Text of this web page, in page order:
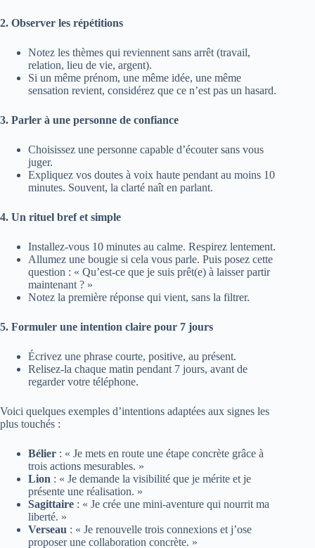
2. Observer les répétitions
Notez les thèmes qui reviennent sans arrêt (travail,
relation, lieu de vie, argent).
Si un même prénom, une même idée, une même
sensation revient, considérez que ce n’est pas un hasard.
3. Parler à une personne de confiance
Choisissez une personne capable d’écouter sans vous
juger.
Expliquez vos doutes à voix haute pendant au moins 10
minutes. Souvent, la clarté naît en parlant.
4. Un rituel bref et simple
Installez-vous 10 minutes au calme. Respirez lentement.
Allumez une bougie si cela vous parle. Puis posez cette
question : « Qu’est-ce que je suis prêt(e) à laisser partir
maintenant ? »
Notez la première réponse qui vient, sans la filtrer.
5. Formuler une intention claire pour 7 jours
Écrivez une phrase courte, positive, au présent.
Relisez-la chaque matin pendant 7 jours, avant de
regarder votre téléphone.
Voici quelques exemples d’intentions adaptées aux signes les
plus touchés :
Bélier : « Je mets en route une étape concrète grâce à
trois actions mesurables. »
Lion : « Je demande la visibilité que je mérite et je
présente une réalisation. »
Sagittaire : « Je crée une mini-aventure qui nourrit ma
liberté. »
Verseau : « Je renouvelle trois connexions et j’ose
proposer une collaboration concrète. »